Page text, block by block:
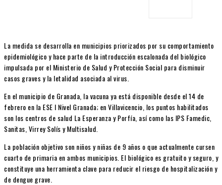
La medida se desarrolla en municipios priorizados por su comportamiento
epidemiológico y hace parte de la introducción escalonada del biológico
impulsada por el Ministerio de Salud y Protección Social para disminuir
casos graves y la letalidad asociada al virus.
En el municipio de Granada, la vacuna ya está disponible desde el 14 de
febrero en la ESE I Nivel Granada; en Villavicencio, los puntos habilitados
son los centros de salud La Esperanza y Porfía, así como las IPS Famedic,
Sanitas, Virrey Solís y Multisalud.
La población objetivo son niños y niñas de 9 años o que actualmente cursen
cuarto de primaria en ambos municipios. El biológico es gratuito y seguro, y
constituye una herramienta clave para reducir el riesgo de hospitalización y
de dengue grave.